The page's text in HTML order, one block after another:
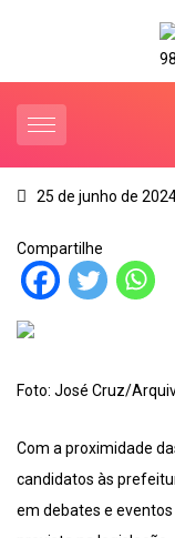
25 de junho de
Compartilhe
Foto: José Cruz/
Com a proximidade
candidatos às
em debates e